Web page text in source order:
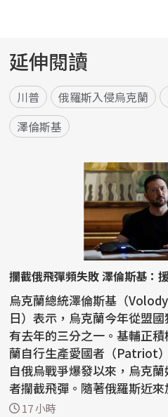
延伸閱讀
川普 俄羅斯入侵烏克蘭
澤倫斯基
攔截俄飛彈頻失敗 澤倫斯基：
烏克蘭總統澤倫斯基（
日）表示，烏克蘭今年從盟
有去年的三分之一。基輔正
蘭自行生產愛國者（Patriot）攔截飛彈
自俄烏戰爭爆發以來，烏克
者攔截飛彈。隨著俄羅斯近
南部...
17 小時